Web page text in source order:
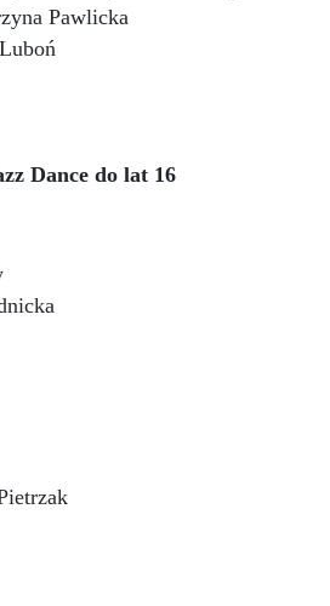
Pawlicka
Dance do lat 16